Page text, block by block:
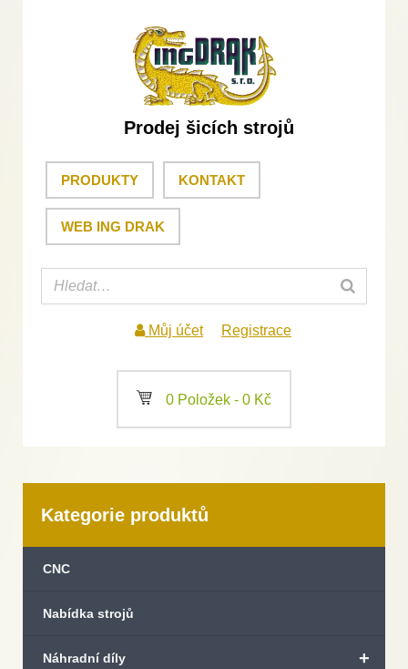
Prodej šicích strojů
PRODUKTY KONTAKT
WEB ING DRAK
Můj účet Registrace
a 0 Položek - 0 Kč
Kategorie produktů
CNC
Nabídka strojů
+
Náhradní díly